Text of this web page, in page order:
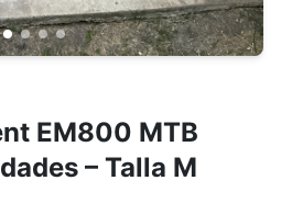
EM800 MTB
– Talla M